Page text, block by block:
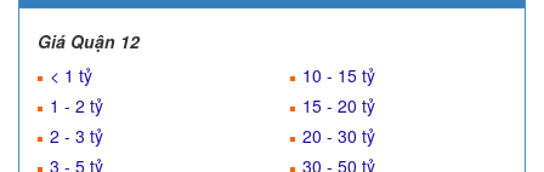
Giá Quận 12
< 1 tỷ
1 - 2 tỷ
2 - 3 tỷ
3 - 5 tỷ
10 - 15 tỷ
15 - 20 tỷ
20 - 30 tỷ
30 - 50 tỷ